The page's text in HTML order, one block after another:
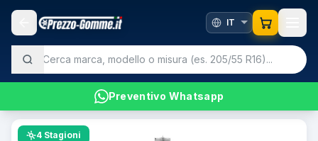
Preventivo Whatsapp
4 Stagioni